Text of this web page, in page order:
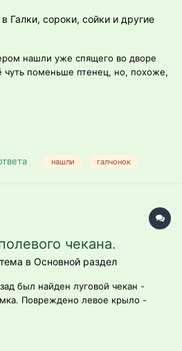
Галки, сороки, сойки и другие
нашли уже спящего во дворе
чуть поменьше птенец, но, похоже,
как на фото, но за пальцы ими
только воды из шприца без иглы.
нашли галчонок
чекана.
в Основной раздел
был найден луговой чекан -
Повреждено левое крыло -
лучевой и плечевой костей, и
наклоном. Крыло почти всегда в